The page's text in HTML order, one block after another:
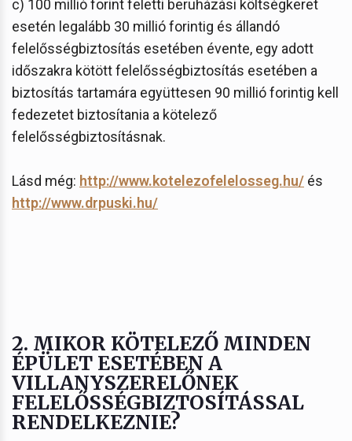
c) 100 millió forint feletti beruházási költségkeret
esetén legalább 30 millió forintig és állandó
felelősségbiztosítás esetében évente, egy adott
időszakra kötött felelősségbiztosítás esetében a
biztosítás tartamára együttesen 90 millió forintig kell
fedezetet biztosítania a kötelező
felelősségbiztosításnak.
Lásd még: http://www.kotelezofelelosseg.hu/ és
http://www.drpuski.hu/
2. MIKOR KÖTELEZŐ MINDEN
ÉPÜLET ESETÉBEN A
VILLANYSZERELŐNEK
FELELŐSSÉGBIZTOSÍTÁSSAL
RENDELKEZNIE?